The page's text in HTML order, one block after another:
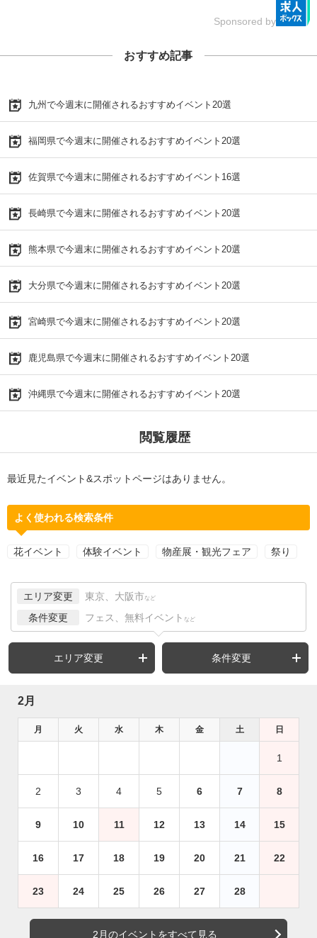
Sponsored by
おすすめ記事
九州で今週末に開催されるおすすめイベント20選
福岡県で今週末に開催されるおすすめイベント20選
佐賀県で今週末に開催されるおすすめイベント16選
長崎県で今週末に開催されるおすすめイベント20選
熊本県で今週末に開催されるおすすめイベント20選
大分県で今週末に開催されるおすすめイベント20選
宮崎県で今週末に開催されるおすすめイベント20選
鹿児島県で今週末に開催されるおすすめイベント20選
沖縄県で今週末に開催されるおすすめイベント20選
閲覧履歴
最近見たイベント&スポットページはありません。
よく使われる検索条件
花イベント 体験イベント 物産展・観光フェア 祭り
エリア変更 東京、大阪市 など
条件変更 フェス、無料イベント など
エリア変更 条件変更
2月
月 火 水 木 金 土 日
1
2 3 4 5 6 7 8
9 10 11 12 13 14 15
16 17 18 19 20 21 22
23 24 25 26 27 28
2月のイベントをすべて見る